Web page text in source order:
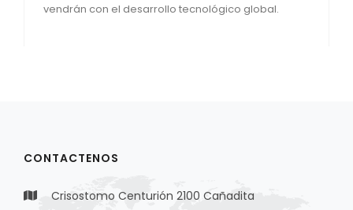
vendrán con el desarrollo tecnológico global.
CONTACTENOS
Crisostomo Centurión 2100 Cañadita